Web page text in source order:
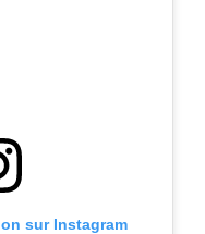
sur Instagram